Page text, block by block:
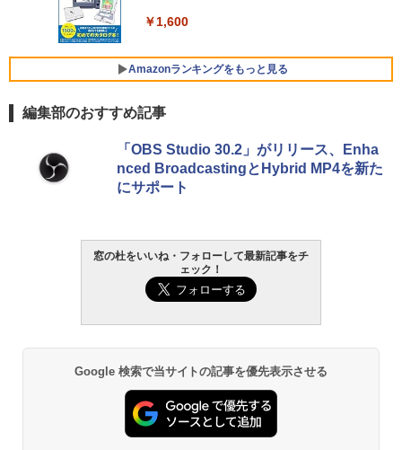
ersonal/Copilotキー搭載/Win 11/15.6型/
Core i5/16GB/SSD 512GB/ホワイト) FM
￥1,600
Amazonランキングをもっと見る
Amazon Kindle Paperwhite (16GB) 7イ
ンチディスプレイ、色調調節ライト、12
週間持続バッテリー、広告なし、ブラッ
ク
Amazon Kindle - 目に優しい、かさばら
ない、大きな画面で読みやすい、6週間持
続バッテリー、6インチディスプレイ電子
￥16,980
Kindle Paperwhite シグニチャーエディ
ション (32GB) 7インチディスプレイ、明
編集部のおすすめ記事
「OBS Studio 30.2」がリリース、Enha
nced BroadcastingとHybrid MP4を新た
にサポート
窓の杜をいいね・フォローして最新記事をチ
ェック！
Google 検索で当サイトの記事を優先表示させる